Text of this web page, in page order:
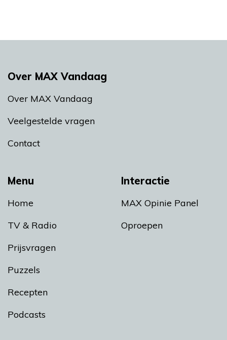
Menu
Home
TV & Radio
Prijsvragen
Puzzels
Recepten
Podcasts
Interactie
MAX Opinie Panel
Oproepen
Over MAX Vandaag
Over MAX Vandaag
Veelgestelde vragen
Contact